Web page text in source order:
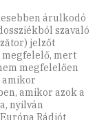
árulkodó
szavaló
jelzőt
megfelelő, mert
megfelelően
amikor
amikor azok a
nyilván
Rádiót